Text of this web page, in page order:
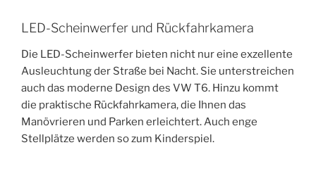
LED-Scheinwerfer und Rückfahrkamera
Die LED-Scheinwerfer bieten nicht nur eine exzellente
Ausleuchtung der Straße bei Nacht. Sie unterstreichen
auch das moderne Design des VW T6. Hinzu kommt
die praktische Rückfahrkamera, die Ihnen das
Manövrieren und Parken erleichtert. Auch enge
Stellplätze werden so zum Kinderspiel.